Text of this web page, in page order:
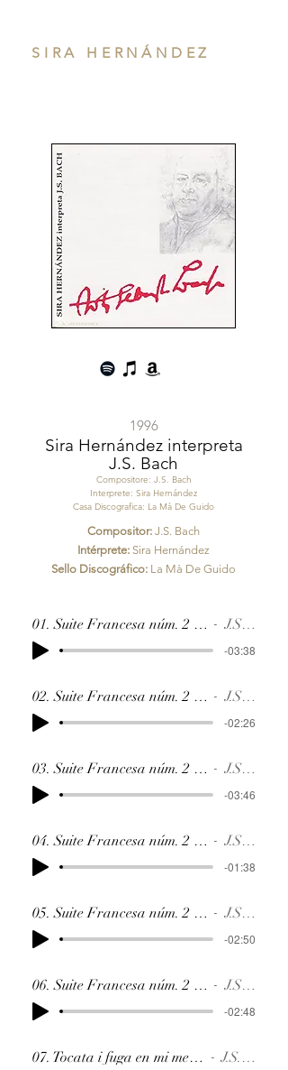
SIRA HERNÁNDEZ
1996
Sira Hernández interpreta
J.S. Bach
Compositore: J.S. Bach
Interprete: Sira Hernández
Casa Discografica: La Mà De Guido
Compositor: J.S. Bach
Intérprete: Sira Hernández
Sello Discográfico: La Mà De Guido
01. Suite Francesa núm. 2 en do menor BW J.S. Bach
-03:38
02. Suite Francesa núm. 2 en do menor BW J.S. Bach
-02:26
03. Suite Francesa núm. 2 en do menor BW J.S. Bach
-03:46
04. Suite Francesa núm. 2 en do menor BW J.S. Bach
-01:38
05. Suite Francesa núm. 2 en do menor BW J.S. Bach
-02:50
06. Suite Francesa núm. 2 en do menor BW J.S. Bach
-02:48
07. Tocata i fuga en mi menor BWV 914 J.S. Bach